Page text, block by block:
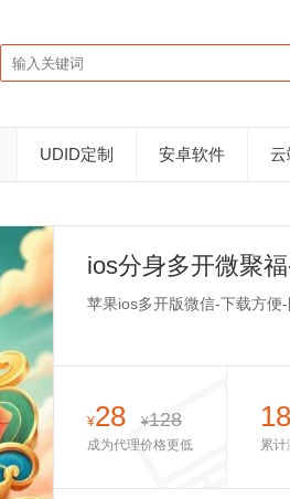
UDID定制 安卓软件
ios分身多开微聚
总版
苹果ios多开版微信-下载方便
¥28 ¥128
成为代理价格更低 累